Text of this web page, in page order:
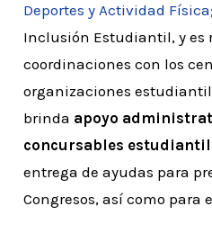
Deportes y Actividad Física
Inclusión Estudiantil, y es
coordinaciones con los
organizaciones
brinda apoyo
concursables
entrega de ayudas para
Congresos, así como para